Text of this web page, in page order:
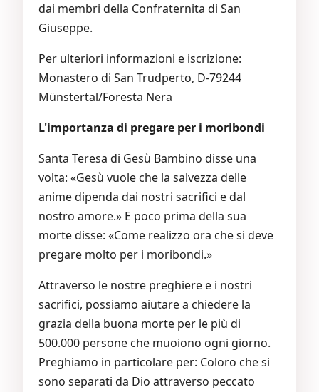
dai membri della Confraternita di San
Giuseppe.
Per ulteriori informazioni e iscrizione:
Monastero di San Trudperto, D-79244
Münstertal/Foresta Nera
L'importanza di pregare per i moribondi
Santa Teresa di Gesù Bambino disse una
volta: «Gesù vuole che la salvezza delle
anime dipenda dai nostri sacrifici e dal
nostro amore.» E poco prima della sua
morte disse: «Come realizzo ora che si deve
pregare molto per i moribondi.»
Attraverso le nostre preghiere e i nostri
sacrifici, possiamo aiutare a chiedere la
grazia della buona morte per le più di
500.000 persone che muoiono ogni giorno.
Preghiamo in particolare per: Coloro che si
sono separati da Dio attraverso peccato